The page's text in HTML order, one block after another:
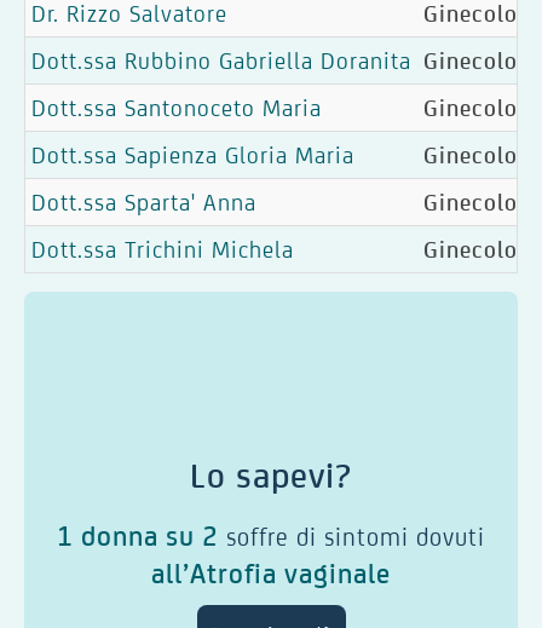
Dr. Rizzo Salvatore
Dott.ssa Rubbino Gabriella Doranita
Dott.ssa Santonoceto Maria
Dott.ssa Sapienza Gloria Maria
Dott.ssa Sparta' Anna
Dott.ssa Trichini Michela
Lo sapevi?
1 donna su 2 soffre di sintomi dovuti
all’Atrofia vaginale